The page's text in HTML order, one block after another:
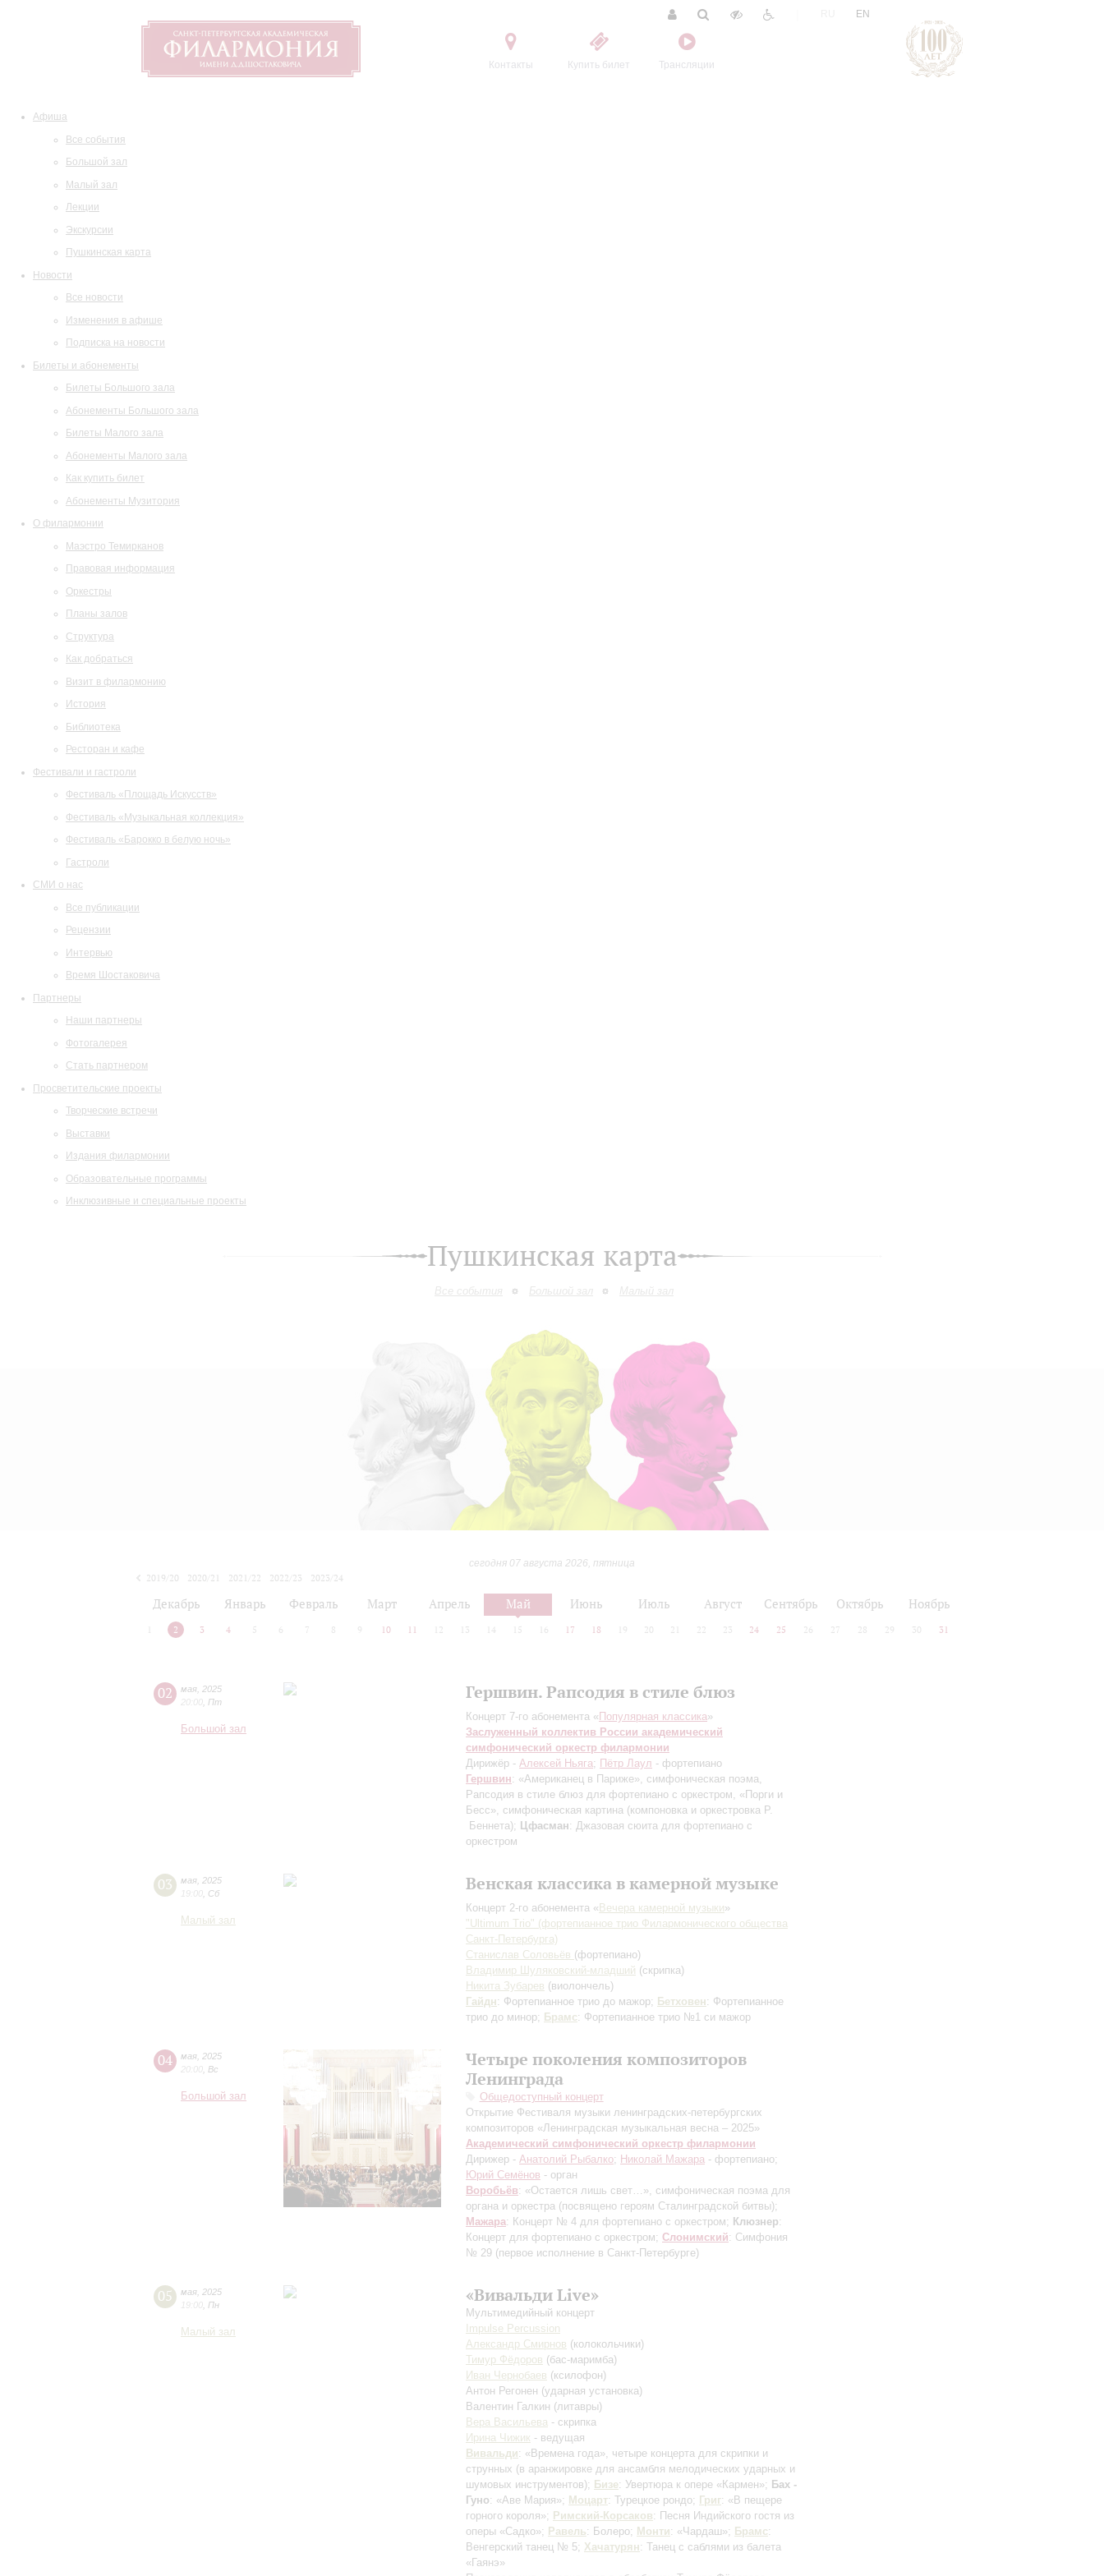
Контакты Купить билет Трансляции
EN
Афиша
Все события
Большой зал
Малый зал
Лекции
Экскурсии
Пушкинская карта
Новости
Все новости
Изменения в афише
Подписка на новости
Билеты и абонементы
Билеты Большого зала
Абонементы Большого зала
Билеты Малого зала
Абонементы Малого зала
Как купить билет
Абонементы Музитория
О филармонии
Маэстро Темирканов
Правовая информация
Оркестры
Планы залов
Структура
Как добраться
Визит в филармонию
История
Библиотека
Ресторан и кафе
Фестивали и гастроли
Фестиваль «Площадь Искусств»
Фестиваль «Музыкальная коллекция»
Фестиваль «Барокко в белую ночь»
Гастроли
СМИ о нас
Все публикации
Рецензии
Интервью
Время Шостаковича
Партнеры
Наши партнеры
Фотогалерея
Стать партнером
Просветительские проекты
Творческие встречи
Выставки
Издания филармонии
Образовательные программы
Инклюзивные и специальные проекты
Пушкинская карта
Все события Большой зал Малый зал
сегодня 07 августа 2026, пятница
2019/20
2020/21 2021/22 2022/23
2023/24
Декабрь Январь Февраль Март Апрель Май Июнь Июль Август Сентябрь Октябрь Ноябрь
2 3 4 5 6 7 8 9 10 11 12 13 14 15 16 17 18 19 20 21 22 23 24 25 26 27 28 29 30 31
02 мая 2025
20:00 Пт
Большой зал
Гершвин. Рапсодия в стиле блюз
Концерт 7-го абонемента « Популярная классика»
Заслуженный коллектив России академический
симфонический оркестр филармонии
Дирижёр - Алексей Ньяга; Пётр Лаул - фортепиано
Гершвин: «Американец в Париже», симфоническая поэма,
Рапсодия в стиле блюз для фортепиано с оркестром, «Порги и
Бесс», симфоническая картина (компоновка и оркестровка Р.
Беннета); Цфасман: Джазовая сюита для фортепиано с
оркестром
03 мая 2025
19:00 Сб
Малый зал
Венская классика в камерной музыке
Концерт 2-го абонемента « Вечера камерной музыки»
"Ultimum Trio" (фортепианное трио Филармонического общества
Санкт-Петербурга)
Станислав Соловьёв (фортепиано)
Владимир Шуляковский-младший (скрипка)
Никита Зубарев (виолончель)
Гайдн: Фортепианное трио до мажор; Бетховен: Фортепианное
трио до минор; Брамс: Фортепианное трио №1 си мажор
04 мая 2025
20:00 Вс
Большой зал
Четыре поколения композиторов
Ленинграда
Общедоступный концерт
Открытие Фестиваля музыки ленинградских-петербургских
композиторов «Ленинградская музыкальная весна – 2025»
Академический симфонический оркестр филармонии
Дирижер - Анатолий Рыбалко; Николай Мажара - фортепиано;
Юрий Семёнов - орган
Воробьёв: «Остается лишь свет…», симфоническая поэма для
органа и оркестра (посвящено героям Сталинградской битвы);
Мажара: Концерт № 4 для фортепиано с оркестром; Клюзнер:
Концерт для фортепиано с оркестром; Слонимский: Симфония
№ 29 (первое исполнение в Санкт-Петербурге)
05 мая 2025
19:00 Пн
Малый зал
«Вивальди Live»
Мультимедийный концерт
Impulse Percussion
Александр Смирнов (колокольчики)
Тимур Фёдоров (бас-маримба)
Иван Чернобаев (ксилофон)
Антон Регонен (ударная установка)
Валентин Галкин (литавры)
Вера Васильева - скрипка
Ирина Чижик - ведущая
Вивальди: «Времена года», четыре концерта для скрипки и
струнных (в аранжировке для ансамбля мелодических ударных и
шумовых инструментов); Бизе: Увертюра к опере «Кармен»; Бах -
Гуно: «Аве Мария»; Моцарт: Турецкое рондо; Григ: «В пещере
горного короля»; Римский-Корсаков: Песня Индийского гостя из
оперы «Садко»; Равель: Болеро; Монти: «Чардаш»; Брамс:
Венгерский танец № 5; Хачатурян: Танец с саблями из балета
«Гаянэ»